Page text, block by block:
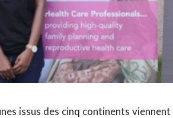
issus des cinq continents